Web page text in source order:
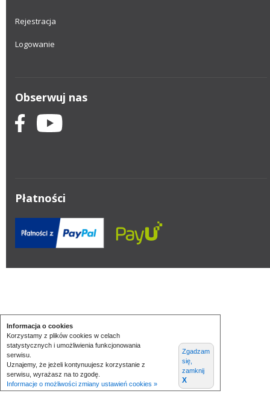
Informacja o cookies
Korzystamy z plików cookies w celach
statystycznych i umożliwienia funkcjonowania
serwisu.
Uznajemy, że jeżeli kontynuujesz korzystanie z
serwisu, wyrażasz na to zgodę.
Informacje o możliwości zmiany ustawień cookies »
Zgadzam
się,
zamknij
X
Rejestracja
Logowanie
Obserwuj nas
Płatności